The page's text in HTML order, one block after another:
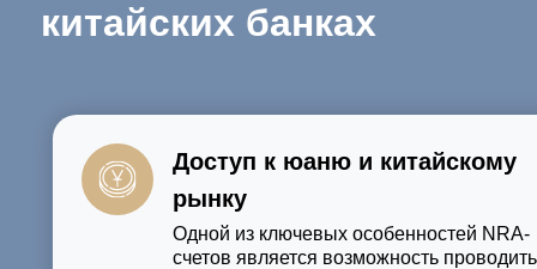
китайских банках
Доступ к юаню и китайскому
рынку
Одной из ключевых особенностей NRA-
счетов является возможность проводить